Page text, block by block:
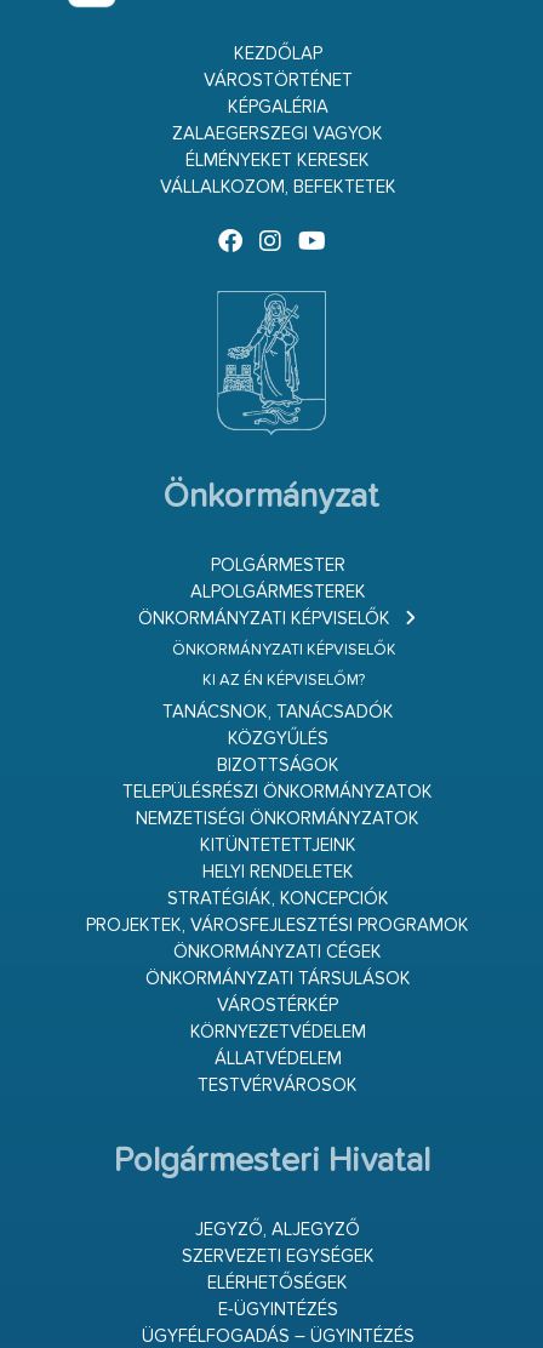
KEZDŐLAP
VÁROSTÖRTÉNET
KÉPGALÉRIA
ZALAEGERSZEGI VAGYOK
ÉLMÉNYEKET KERESEK
VÁLLALKOZOM, BEFEKTETEK
Önkormányzat
POLGÁRMESTER
ALPOLGÁRMESTEREK
ÖNKORMÁNYZATI KÉPVISELŐK
ÖNKORMÁNYZATI KÉPVISELŐK
KI AZ ÉN KÉPVISELŐM?
TANÁCSNOK, TANÁCSADÓK
KÖZGYŰLÉS
BIZOTTSÁGOK
TELEPÜLÉSRÉSZI ÖNKORMÁNYZATOK
NEMZETISÉGI ÖNKORMÁNYZATOK
KITÜNTETETTJEINK
HELYI RENDELETEK
STRATÉGIÁK, KONCEPCIÓK
PROJEKTEK, VÁROSFEJLESZTÉSI PROGRAMOK
ÖNKORMÁNYZATI CÉGEK
ÖNKORMÁNYZATI TÁRSULÁSOK
VÁROSTÉRKÉP
KÖRNYEZETVÉDELEM
ÁLLATVÉDELEM
TESTVÉRVÁROSOK
Polgármesteri Hivatal
JEGYZŐ, ALJEGYZŐ
SZERVEZETI EGYSÉGEK
ELÉRHETŐSÉGEK
E-ÜGYINTÉZÉS
ÜGYFÉLFOGADÁS – ÜGYINTÉZÉS